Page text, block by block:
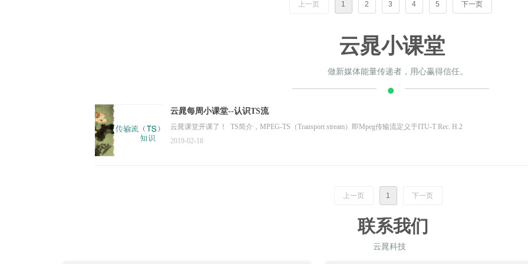
上一页 1 2 3 4 5 下一页
云晁科技
联系我们
云晁每周小课堂--认识TS流
云晁课堂开课了！ TS简介，MPEG-TS（Transport stream）即Mpeg传输流定义于ITU-T Rec. H.2
2019-02-18
上一页 1 下一页
云晁小课堂
·
做新媒体能量传递者，用心赢得信任。